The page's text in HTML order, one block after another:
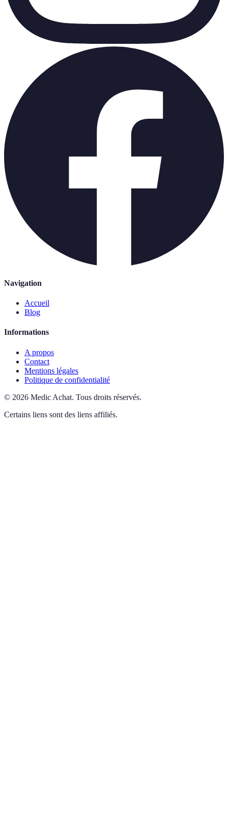
Navigation
Accueil
Blog
Informations
A propos
Contact
Mentions légales
Politique de confidentialité
© 2026 Medic Achat. Tous droits réservés.
Certains liens sont des liens affiliés.